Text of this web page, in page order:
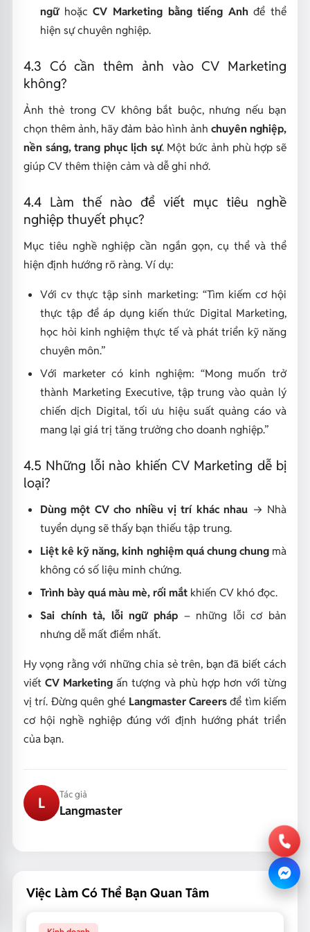
ngữhoặcCV Marketing bằng tiếng Anh để thể
hiện sự chuyên nghiệp.
4.3 Có cần thêm ảnh vào CV Marketing
không?
Ảnh thẻ trong CV không bắt buộc, nhưng nếu bạn
chọn thêm ảnh, hãy đảm bảo hình ảnh chuyên nghiệp,
nền sáng, trang phục lịch sự. Một bức ảnh phù hợp sẽ
giúp CV thêm thiện cảm và dễ ghi nhớ.
4.4 Làm thế nào để viết mục tiêu nghề
nghiệp thuyết phục?
Mục tiêu nghề nghiệp cần ngắn gọn, cụ thể và thể
hiện định hướng rõ ràng. Ví dụ:
Với cv thực tập sinh marketing: “Tìm kiếm cơ hội
thực tập để áp dụng kiến thức Digital Marketing,
học hỏi kinh nghiệm thực tế và phát triển kỹ năng
chuyên môn.”
Với marketer có kinh nghiệm: “Mong muốn trở
thành Marketing Executive, tập trung vào quản lý
chiến dịch Digital, tối ưu hiệu suất quảng cáo và
mang lại giá trị tăng trưởng cho doanh nghiệp.”
4.5 Những lỗi nào khiến CV Marketing dễ bị
loại?
Dùng một CV cho nhiều vị trí khác nhau → Nhà
tuyển dụng sẽ thấy bạn thiếu tập trung.
Liệt kê kỹ năng, kinh nghiệm quá chung chungmà
không có số liệu minh chứng.
Trình bày quá màu mè, rối mắtkhiến CV khó đọc.
Sai chính tả, lỗi ngữ pháp – những lỗi cơ bản
nhưng dễ mất điểm nhất.
Hy vọng rằng với những chia sẻ trên, bạn đã biết cách
viếtCV Marketing ấn tượng và phù hợp hơn với từng
vị trí. Đừng quên ghé Langmaster Careers để tìm kiếm
cơ hội nghề nghiệp đúng với định hướng phát triển
của bạn.
L Tác giả
Langmaster
Việc Làm Có Thể Bạn Quan Tâm